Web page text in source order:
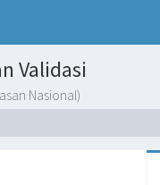
Validasi
Nasional)